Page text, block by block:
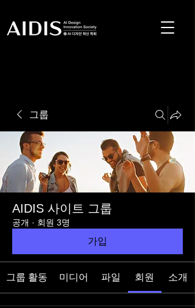
그룹
AIDIS 사이트 그룹
공개 · 회원 3명
가입
그룹 활동 미디어 파일 회원 소개